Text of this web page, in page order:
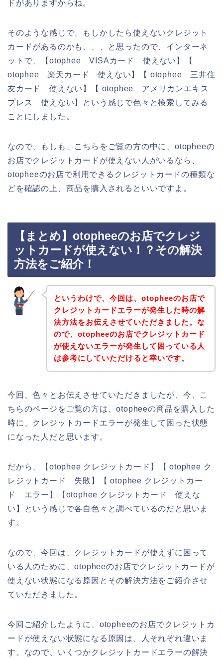
ドがありますからね。
そのような感じで、もしかしたら使えないクレジット
カードがあるのかも、、、と思ったので、インターネ
ットで、【otophee VISAカード 使えない】【
otophee 楽天カード 使えない】【 otophee 三井住
友カード 使えない】【 otophee アメリカンエキス
プレス 使えない】という感じで色々と検索してみる
ことにしました。
なので、もしも、こちらをご覧の方の中に、otopheeの
お店でクレジットカードが使えない人がいるなら、
otopheeのお店で利用できるクレジットカードの種類な
どを確認の上、商品を購入されるといいですよ。
【まとめ】otopheeのお店でクレジ
ットカードが使えない！？その解決
方法をご紹介！
というわけで、今回は、otopheeのお店で
クレジットカードエラーが発生した時の解
決方法をお伝えさせていただきました。な
ので、otopheeのお店でクレジットカード
が使えないエラーが発生して困っている人
は参考にしていただけると幸いです。
今回、色々とお伝えさせていただきましたが、今、こ
ちらのページをご覧の方は、otopheeの商品を購入した
時に、クレジットカードエラーが発生して困った状態
になった人だと思います。
だから、【otophee クレジットカード】【 otophee ク
レジットカード 失敗】【 otophee クレジットカー
ド エラー】【otophee クレジットカード 使えな
い】という感じで各自色々と調べているのだと思いま
す。
なので、今回は、クレジットカードが使えずに困って
いる人のために、otopheeのお店でクレジットカードが
使えない状態になる原因とその解決方法をご紹介させ
ていただきました。
今回ご紹介したように、otopheeのお店でクレジットカ
ードが使えない状態になる原因は、人それぞれ違いま
す。なので、いくつかクレジットカードエラーの解決